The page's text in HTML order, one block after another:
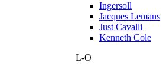
Ingersoll
Jacques Lemans
Just Cavalli
Kenneth Cole
L-O